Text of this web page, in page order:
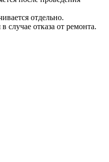
отдельно.
случае отказа от ремонта.